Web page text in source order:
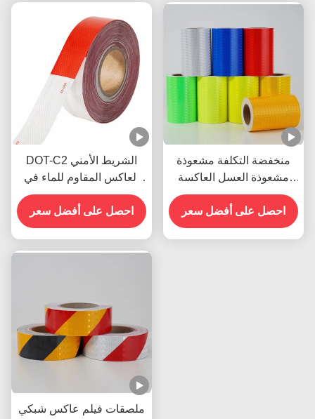
DOT-C2 الشريط الأمني
العاكس المقاوم للماء في
الأحمر والأبيض الملصق
الضوئي للمقطورات علامات
المرور المنتج
احصل على أفضل سعر
منخفضة التكلفة مشعوذة
مشعوذة العسل العاكسة
الضوء الآمن علامة شريط
احصل على أفضل سعر
ملصقات فيلم عاكس شبكي